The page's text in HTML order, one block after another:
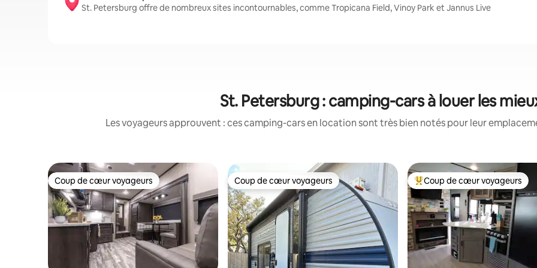
St. Petersburg offre de nombreux sites incontournables, comme Tropicana Field, Vinoy Park et Jannus Live
St. Petersburg : camping-cars à louer les
Les voyageurs approuvent : ces camping-cars en location sont très bien notés pour leur
Coup de cœur voyageurs
Coup de cœur voyageurs Coup de cœur voyageurs
Coup de cœur voyageurs Coups de cœur voyageurs les
Coup de cœur voyageurs